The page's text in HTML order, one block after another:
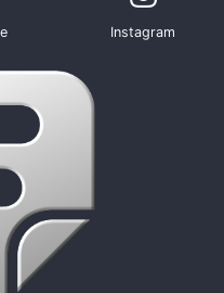
Instagram